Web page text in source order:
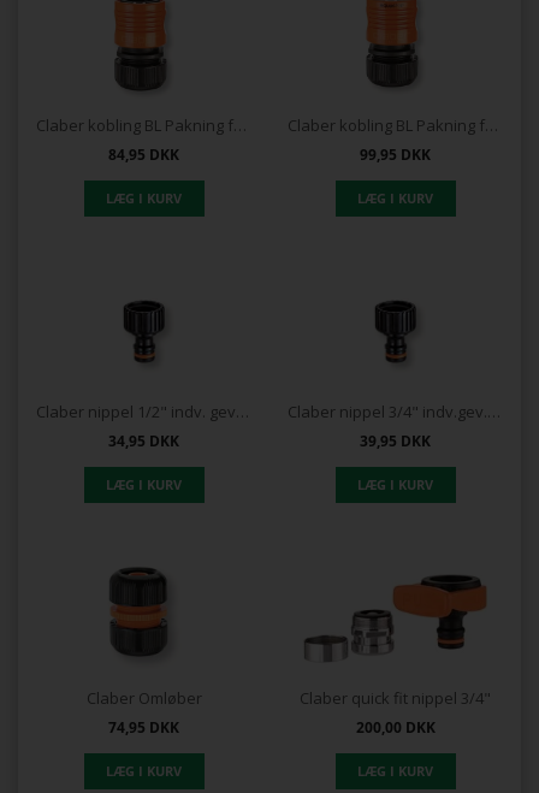
Claber kobling BL Pakning for 3/4 slange
84,95 DKK
Claber kobling BL Pakning for 3/4 slange med vandstop
99,95 DKK
Claber nippel 1/2" indv. gevind
34,95 DKK
Claber nippel 3/4" indv.gev.BL-pakning
39,95 DKK
Claber Omløber
74,95 DKK
Claber quick fit nippel 3/4"
200,00 DKK